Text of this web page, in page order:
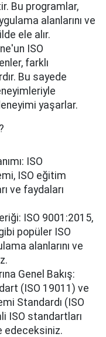
Bu programlar,
alanlarını ve
ele alır.
ISO
farklı
Bu sayede
yaşarlar.
ISO
ISO eğitim
ve faydaları
ISO 9001:2015,
popüler ISO
alanlarını ve
Genel Bakış:
(ISO 19011) ve
Standardı (ISO
ISO standartları
edeceksiniz.